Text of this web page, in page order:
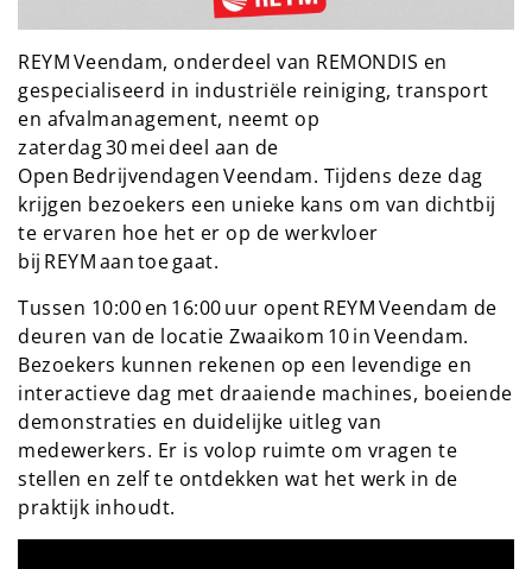
REYM Veendam, onderdeel van REMONDIS en
gespecialiseerd in industriële reiniging, transport
en afvalmanagement, neemt op
zaterdag 30 mei deel aan de
Open Bedrijvendagen Veendam. Tijdens deze dag
krijgen bezoekers een unieke kans om van dichtbij
te ervaren hoe het er op de werkvloer
bij REYM aan toe gaat.
Tussen 10:00 en 16:00 uur opent REYM Veendam de
deuren van de locatie Zwaaikom 10 in Veendam.
Bezoekers kunnen rekenen op een levendige en
interactieve dag met draaiende machines, boeiende
demonstraties en duidelijke uitleg van
medewerkers. Er is volop ruimte om vragen te
stellen en zelf te ontdekken wat het werk in de
praktijk inhoudt.